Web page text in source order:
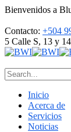
Bienvenidos a
Contacto: +504
5 Calle S, 13 y
Inicio
Acerca de
Servicios
Noticias